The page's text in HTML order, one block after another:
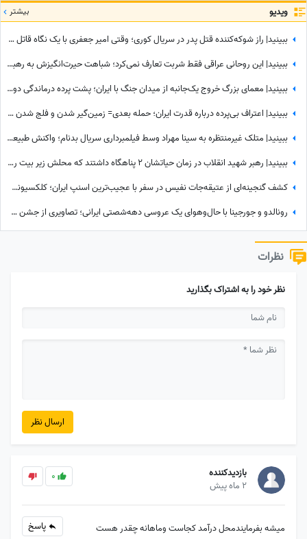
ویدیو بیشتر
ببینید| راز شوکه‌کننده قتل پدر در سریال کوری؛ وقتی امیر جعفری با یک نگاه قاتل را گیر انداخت!
ببینید| این روحانی عراقی فقط شربت تعارف نمی‌کرد؛ شباهت حیرت‌انگیزش به رهبر شهید انقلاب همه را در این موکب متوقف کرد
ببینید| معمای بزرگ خروج یک‌جانبه از میدان جنگ با ایران؛ پشت پرده درماندگی دولتمردان آمریکایی!
ببینید| اعتراف بی‌پرده درباره قدرت ایران؛ حمله بعدی= زمین‌گیر شدن و فلج شدن ما!
ببینید| متلک غیرمنتظره به سینا مهراد وسط فیلمبرداری سریال بدنام؛ واکنش طبیعی او همه را غافلگیر کرد
ببینید| رهبر شهید انقلاب در زمان حیاتشان 2 پناهگاه داشتند که محلش زیر بیت رهبری نبود، یکی از آنها در ...
کشف گنجینه‌ای از عتیقه‌جات نفیس در سفر با عجیب‌ترین اسنپ ایران؛ کلکسیونی که همه را شگفت‌زده کرد
رونالدو و جورجینا با حال‌وهوای یک عروسی دهه‌شصتی ایرانی؛ تصاویری از جشن عروسی ستاره فوتبال با حضور هالند، امباپه و مسی که همه را غافلگیر کرد!
نظرات
نظر خود را به اشتراک بگذارید
ارسال نظر
بازدیدکننده
2 ماه پیش
0
میشه بفرمایندمحل درآمد کجاست وماهانه چقدر هست پاسخ